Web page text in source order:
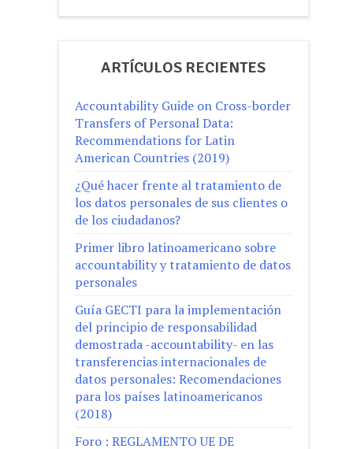
ARTÍCULOS RECIENTES
Accountability Guide on Cross-border
Transfers of Personal Data:
Recommendations for Latin
American Countries (2019)
¿Qué hacer frente al tratamiento de
los datos personales de sus clientes o
de los ciudadanos?
Primer libro latinoamericano sobre
accountability y tratamiento de datos
personales
Guía GECTI para la implementación
del principio de responsabilidad
demostrada -accountability- en las
transferencias internacionales de
datos personales: Recomendaciones
para los países latinoamericanos
(2018)
Foro : REGLAMENTO UE DE